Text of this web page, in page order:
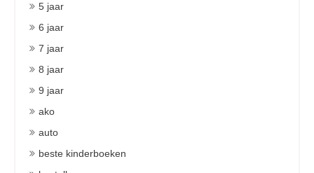
5 jaar
6 jaar
7 jaar
8 jaar
9 jaar
ako
auto
beste kinderboeken